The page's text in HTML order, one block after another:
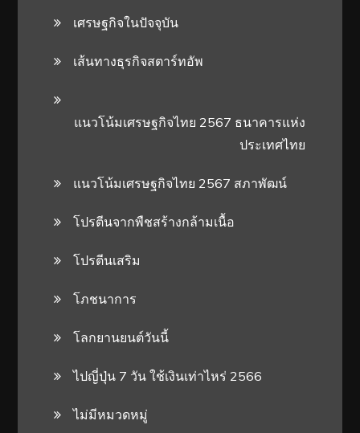
เศรษฐกิจในปัจจุบัน
เส้นทางธุรกิจสตาร์ทอัพ
แนวโน้มเศรษฐกิจไทย 2567 ธนาคารแห่ง
ประเทศไทย
แนวโน้มเศรษฐกิจไทย 2567 สภาพัฒน์
โปรตีนจากพืชสร้างกล้ามเนื้อ
โปรตีนเสริม
โภชนาการ
โลกยานยนต์วันนี้
ไปญี่ปุ่น 7 วัน ใช้เงินเท่าไหร่ 2566
ไม่มีหมวดหมู่